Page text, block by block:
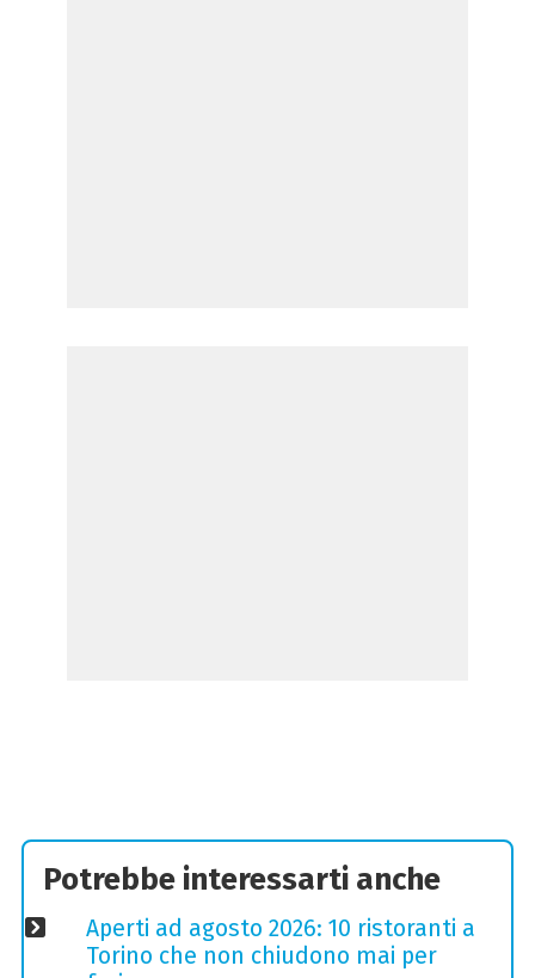
Potrebbe interessarti anche
Aperti ad agosto 2026: 10 ristoranti a
Torino che non chiudono mai per